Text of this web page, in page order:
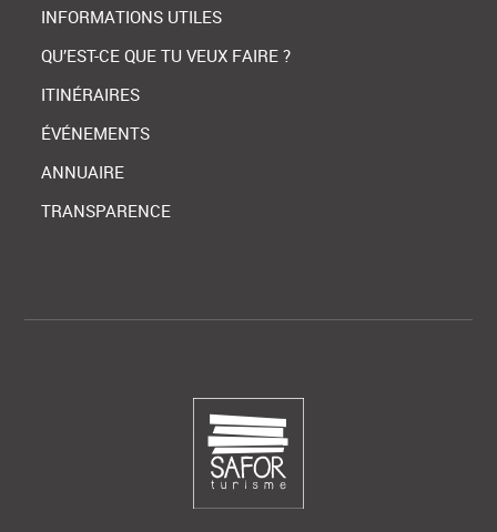
INFORMATIONS UTILES
QU’EST-CE QUE TU VEUX FAIRE ?
ITINÉRAIRES
ÉVÉNEMENTS
ANNUAIRE
TRANSPARENCE